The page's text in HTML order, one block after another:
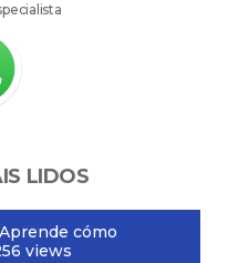
LIDOS
cómo
views